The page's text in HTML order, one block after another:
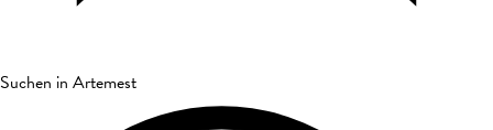
Suchen in Artemest